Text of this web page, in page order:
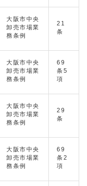
大阪市中央
卸売市場業
務条例
21
条
大阪市中央
卸売市場業
務条例
69
条5
項
大阪市中央
卸売市場業
務条例
29
条
大阪市中央
卸売市場業
務条例
69
条2
項